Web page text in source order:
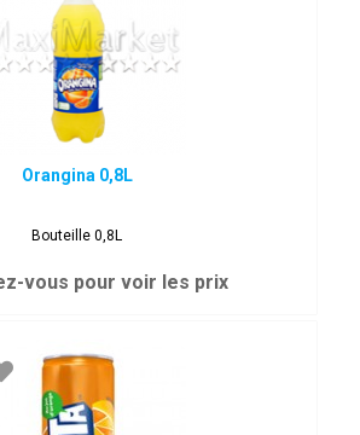
Orangina 0,8L
Bouteille 0,8L
vous pour voir les prix